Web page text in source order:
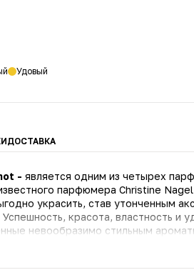
Удовый
ДОСТАВКА
- является одним из четырех
парфюмера Christine Nagel, созданной
украсить, став утонченным
красота, властность и
невообразимо стильным
и определенного
женственности и очаровательной